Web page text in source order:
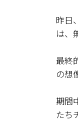
昨日
は、
最終
の想
期間
たち